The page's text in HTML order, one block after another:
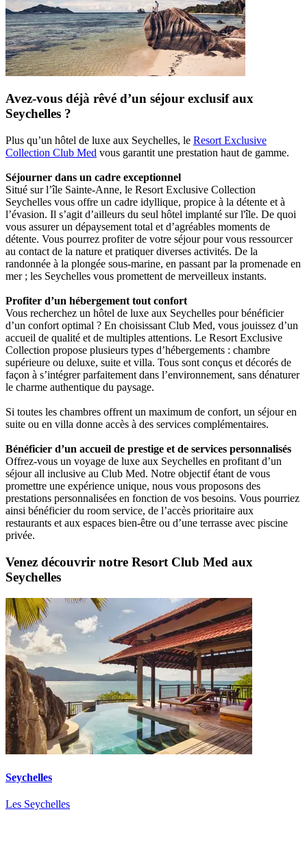
Avez-vous déjà rêvé d’un séjour exclusif aux
Seychelles ?
Plus qu’un hôtel de luxe aux Seychelles, le Resort Exclusive
Collection Club Med vous garantit une prestation haut de gamme.
Séjourner dans un cadre exceptionnel
Situé sur l’île Sainte-Anne, le Resort Exclusive Collection
Seychelles vous offre un cadre idyllique, propice à la détente et à
l’évasion. Il s’agit d’ailleurs du seul hôtel implanté sur l'île. De quoi
vous assurer un dépaysement total et d’agréables moments de
détente. Vous pourrez profiter de votre séjour pour vous ressourcer
au contact de la nature et pratiquer diverses activités. De la
randonnée à la plongée sous-marine, en passant par la promenade en
mer ; les Seychelles vous promettent de merveilleux instants.
Profiter d’un hébergement tout confort
Vous recherchez un hôtel de luxe aux Seychelles pour bénéficier
d’un confort optimal ? En choisissant Club Med, vous jouissez d’un
accueil de qualité et de multiples attentions. Le Resort Exclusive
Collection propose plusieurs types d’hébergements : chambre
supérieure ou deluxe, suite et villa. Tous sont conçus et décorés de
façon à s’intégrer parfaitement dans l’environnement, sans dénaturer
le charme authentique du paysage.
Si toutes les chambres offrent un maximum de confort, un séjour en
suite ou en villa donne accès à des services complémentaires.
Bénéficier d’un accueil de prestige et de services personnalisés
Offrez-vous un voyage de luxe aux Seychelles en profitant d’un
séjour all inclusive au Club Med. Notre objectif étant de vous
promettre une expérience unique, nous vous proposons des
prestations personnalisées en fonction de vos besoins. Vous pourriez
ainsi bénéficier du room service, de l’accès prioritaire aux
restaurants et aux espaces bien-être ou d’une terrasse avec piscine
privée.
Venez découvrir notre Resort Club Med aux
Seychelles
Seychelles
Les Seychelles